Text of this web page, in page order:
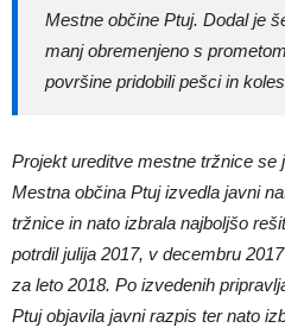
Mestne občine Ptuj. Dodal je
manj obremenjeno s
površine pridobili pešci in
Projekt ureditve mestne tržnice se
Mestna občina Ptuj izvedla javni
tržnice in nato izbrala najboljšo
potrdil julija 2017, v decembru
za leto 2018. Po izvedenih
Ptuj objavila javni razpis ter nato